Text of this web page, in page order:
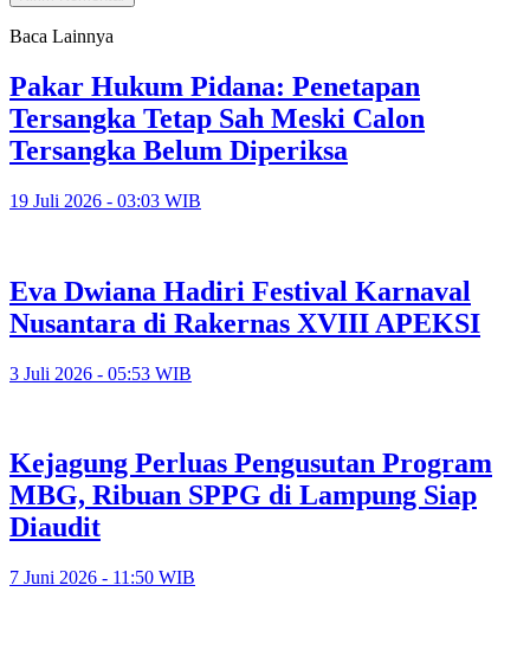
Baca Lainnya
Pakar Hukum Pidana: Penetapan
Tersangka Tetap Sah Meski Calon
Tersangka Belum Diperiksa
19 Juli 2026 - 03:03 WIB
Eva Dwiana Hadiri Festival Karnaval
Nusantara di Rakernas XVIII APEKSI
3 Juli 2026 - 05:53 WIB
Kejagung Perluas Pengusutan Program
MBG, Ribuan SPPG di Lampung Siap
Diaudit
7 Juni 2026 - 11:50 WIB